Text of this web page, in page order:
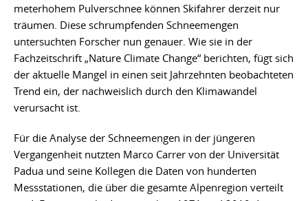
meterhohem Pulverschnee können Skifahrer derzeit nur
träumen. Diese schrumpfenden Schneemengen
untersuchten Forscher nun genauer. Wie sie in der
Fachzeitschrift „Nature Climate Change“ berichten, fügt sich
der aktuelle Mangel in einen seit Jahrzehnten beobachteten
Trend ein, der nachweislich durch den Klimawandel
verursacht ist.
Für die Analyse der Schneemengen in der jüngeren
Vergangenheit nutzten Marco Carrer von der Universität
Padua und seine Kollegen die Daten von hunderten
Messstationen, die über die gesamte Alpenregion verteilt